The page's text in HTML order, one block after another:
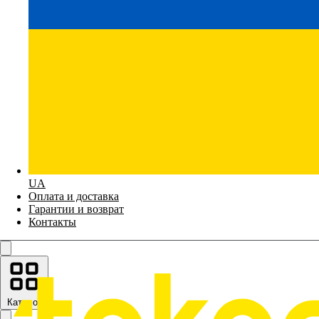
UA
Оплата и доставка
Гарантии и возврат
Контакты
Каталог